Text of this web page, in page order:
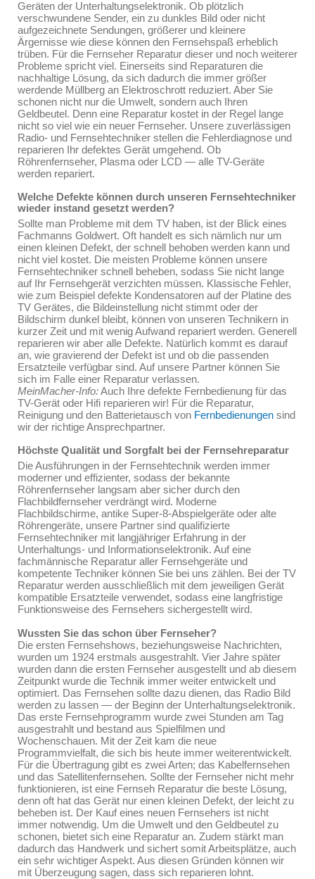
Geräten der Unterhaltungselektronik. Ob plötzlich
verschwundene Sender, ein zu dunkles Bild oder nicht
aufgezeichnete Sendungen, größerer und kleinere
Ärgernisse wie diese können den Fernsehspaß erheblich
trüben. Für die Fernseher Reparatur dieser und noch weiterer
Probleme spricht viel. Einerseits sind Reparaturen die
nachhaltige Lösung, da sich dadurch die immer größer
werdende Müllberg an Elektroschrott reduziert. Aber Sie
schonen nicht nur die Umwelt, sondern auch Ihren
Geldbeutel. Denn eine Reparatur kostet in der Regel lange
nicht so viel wie ein neuer Fernseher. Unsere zuverlässigen
Radio- und Fernsehtechniker stellen die Fehlerdiagnose und
reparieren Ihr defektes Gerät umgehend. Ob
Röhrenfernseher, Plasma oder LCD — alle TV-Geräte
werden repariert.
Welche Defekte können durch unseren Fernsehtechniker
wieder instand gesetzt werden?
Sollte man Probleme mit dem TV haben, ist der Blick eines
Fachmanns Goldwert. Oft handelt es sich nämlich nur um
einen kleinen Defekt, der schnell behoben werden kann und
nicht viel kostet. Die meisten Probleme können unsere
Fernsehtechniker schnell beheben, sodass Sie nicht lange
auf Ihr Fernsehgerät verzichten müssen. Klassische Fehler,
wie zum Beispiel defekte Kondensatoren auf der Platine des
TV Gerätes, die Bildeinstellung nicht stimmt oder der
Bildschirm dunkel bleibt, können von unseren Technikern in
kurzer Zeit und mit wenig Aufwand repariert werden. Generell
reparieren wir aber alle Defekte. Natürlich kommt es darauf
an, wie gravierend der Defekt ist und ob die passenden
Ersatzteile verfügbar sind. Auf unsere Partner können Sie
sich im Falle einer Reparatur verlassen.
MeinMacher-Info:Auch Ihre defekte Fernbedienung für das
TV-Gerät oder Hifi reparieren wir! Für die Reparatur,
Reinigung und den Batterietausch von Fernbedienungen sind
wir der richtige Ansprechpartner.
Höchste Qualität und Sorgfalt bei der Fernsehreparatur
Die Ausführungen in der Fernsehtechnik werden immer
moderner und effizienter, sodass der bekannte
Röhrenfernseher langsam aber sicher durch den
Flachbildfernseher verdrängt wird. Moderne
Flachbildschirme, antike Super-8-Abspielgeräte oder alte
Röhrengeräte, unsere Partner sind qualifizierte
Fernsehtechniker mit langjähriger Erfahrung in der
Unterhaltungs- und Informationselektronik. Auf eine
fachmännische Reparatur aller Fernsehgeräte und
kompetente Techniker können Sie bei uns zählen. Bei der TV
Reparatur werden ausschließlich mit dem jeweiligen Gerät
kompatible Ersatzteile verwendet, sodass eine langfristige
Funktionsweise des Fernsehers sichergestellt wird.
Wussten Sie das schon über Fernseher?
Die ersten Fernsehshows, beziehungsweise Nachrichten,
wurden um 1924 erstmals ausgestrahlt. Vier Jahre später
wurden dann die ersten Fernseher ausgestellt und ab diesem
Zeitpunkt wurde die Technik immer weiter entwickelt und
optimiert. Das Fernsehen sollte dazu dienen, das Radio Bild
werden zu lassen — der Beginn der Unterhaltungselektronik.
Das erste Fernsehprogramm wurde zwei Stunden am Tag
ausgestrahlt und bestand aus Spielfilmen und
Wochenschauen. Mit der Zeit kam die neue
Programmvielfalt, die sich bis heute immer weiterentwickelt.
Für die Übertragung gibt es zwei Arten; das Kabelfernsehen
und das Satellitenfernsehen. Sollte der Fernseher nicht mehr
funktionieren, ist eine Fernseh Reparatur die beste Lösung,
denn oft hat das Gerät nur einen kleinen Defekt, der leicht zu
beheben ist. Der Kauf eines neuen Fernsehers ist nicht
immer notwendig. Um die Umwelt und den Geldbeutel zu
schonen, bietet sich eine Reparatur an. Zudem stärkt man
dadurch das Handwerk und sichert somit Arbeitsplätze, auch
ein sehr wichtiger Aspekt. Aus diesen Gründen können wir
mit Überzeugung sagen, dass sich reparieren lohnt.